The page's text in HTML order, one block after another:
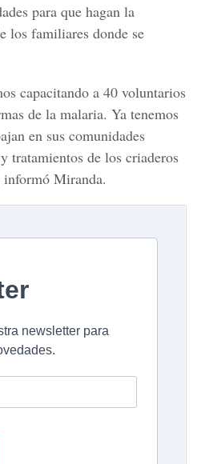
para que hagan la
los familiares donde se
capacitando a 40 voluntarios
de la malaria. Ya tenemos
en sus comunidades
tratamientos de los criaderos
informó Miranda.